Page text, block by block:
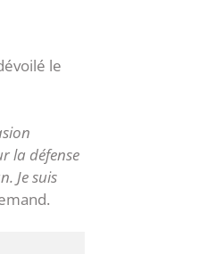
le
la défense
Je suis